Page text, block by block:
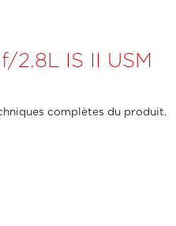
2.8L IS II USM
complètes du produit.